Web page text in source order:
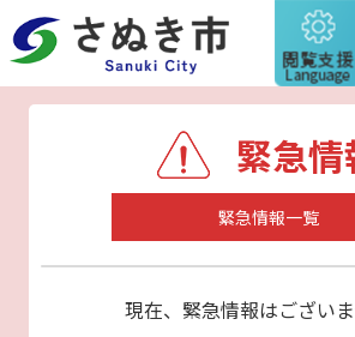
緊急情
緊急情報一覧
現在、緊急情報はございま